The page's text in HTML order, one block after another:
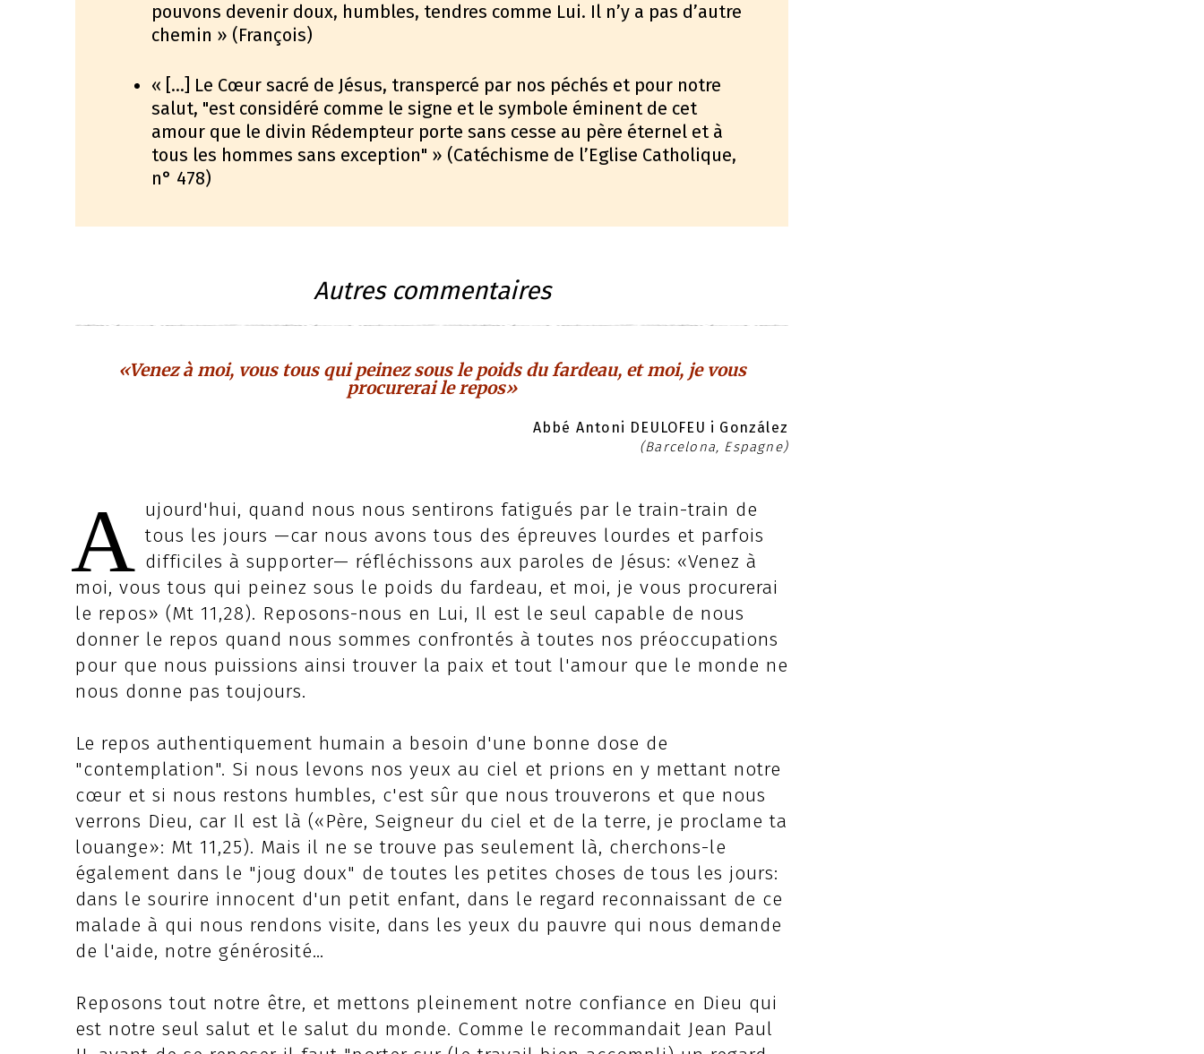
pouvons devenir doux, humbles, tendres comme Lui. Il n’y a pas d’autre
chemin » (François)
« […] Le Cœur sacré de Jésus, transpercé par nos péchés et pour notre
salut, "est considéré comme le signe et le symbole éminent de cet
amour que le divin Rédempteur porte sans cesse au père éternel et à
tous les hommes sans exception" » (Catéchisme de l’Eglise Catholique,
n° 478)
Autres commentaires
«Venez à moi, vous tous qui peinez sous le poids du fardeau, et moi, je vous
procurerai le repos»
Abbé Antoni DEULOFEU i González
(Barcelona, Espagne)
A ujourd'hui, quand nous nous sentirons fatigués par le train-train de
tous les jours —car nous avons tous des épreuves lourdes et parfois
difficiles à supporter— réfléchissons aux paroles de Jésus: «Venez à
moi, vous tous qui peinez sous le poids du fardeau, et moi, je vous procurerai
le repos» (Mt 11,28). Reposons-nous en Lui, Il est le seul capable de nous
donner le repos quand nous sommes confrontés à toutes nos préoccupations
pour que nous puissions ainsi trouver la paix et tout l'amour que le monde ne
nous donne pas toujours.
Le repos authentiquement humain a besoin d'une bonne dose de
"contemplation". Si nous levons nos yeux au ciel et prions en y mettant notre
cœur et si nous restons humbles, c'est sûr que nous trouverons et que nous
verrons Dieu, car Il est là («Père, Seigneur du ciel et de la terre, je proclame ta
louange»: Mt 11,25). Mais il ne se trouve pas seulement là, cherchons-le
également dans le "joug doux" de toutes les petites choses de tous les jours:
dans le sourire innocent d'un petit enfant, dans le regard reconnaissant de ce
malade à qui nous rendons visite, dans les yeux du pauvre qui nous demande
de l'aide, notre générosité…
Reposons tout notre être, et mettons pleinement notre confiance en Dieu qui
est notre seul salut et le salut du monde. Comme le recommandait Jean Paul